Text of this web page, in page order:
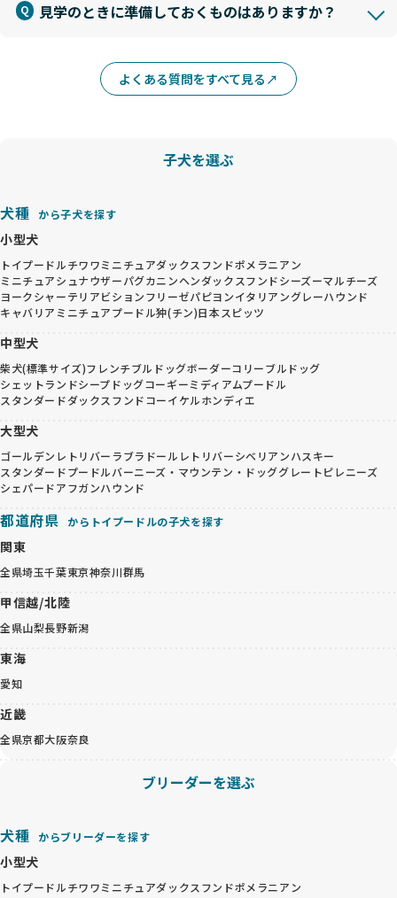
見学のときに準備しておくものはありますか？
よくある質問をすべて見る
子犬を選ぶ
犬種 から子犬を探す
小型犬
トイプードルチワワミニチュアダックスフンドポメラニアン
ミニチュアシュナウザーパグカニンヘンダックスフンドシーズーマルチーズ
ヨークシャーテリアビションフリーゼパピヨンイタリアングレーハウンド
キャバリア ミニチュアプードル狆(チン)日本スピッツ
中型犬
柴犬(標準サイズ)フレンチブルドッグボーダーコリーブルドッグ
シェットランドシープドッグコーギーミディアムプードル
スタンダードダックスフンドコーイケルホンディエ
大型犬
ゴールデンレトリバー ラブラドールレトリバーシベリアンハスキー
スタンダードプードルバーニーズ・マウンテン・ドッググレートピレニーズ
シェパードアフガンハウンド
都道府県 からトイプードルの子犬を探す
関東
全県埼玉千葉東京神奈川群馬
甲信越/北陸
全県山梨長野新潟
東海
愛知
近畿
全県京都大阪奈良
ブリーダーを選ぶ
犬種 からブリーダーを探す
小型犬
トイプードルチワワミニチュアダックスフンドポメラニアン